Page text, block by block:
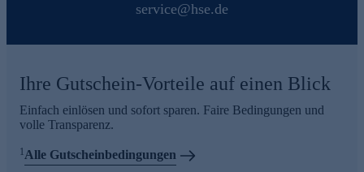
service@hse.de
Ihre Gutschein-Vorteile auf einen Blick
Einfach einlösen und sofort sparen. Faire Bedingungen und
volle Transparenz.
1Alle Gutscheinbedingungen